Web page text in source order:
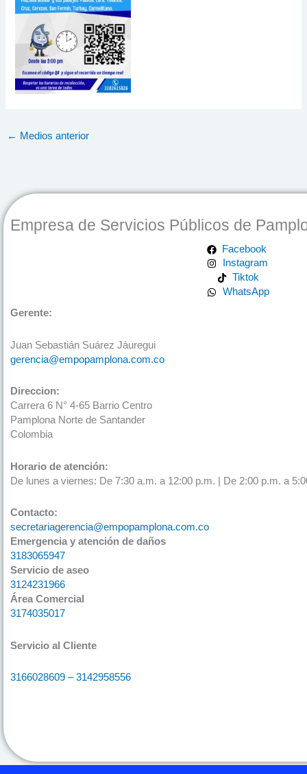
← Medios anterior
Empresa de Servicios Públicos de
Facebook
Instagram
Tiktok
WhatsApp
Gerente:
Juan Sebastián Suárez Jáuregui
gerencia@empopamplona.com.co
Direccion:
Carrera 6 N° 4-65 Barrio Centro
Pamplona Norte de Santander
Colombia
Horario de atención:
De lunes a viernes: De 7:30 a.m. a 12:00 p.m. | De 2:00 p.m. a
Contacto:
secretariagerencia@empopamplona.com.co
Emergencia y atención de daños
3183065947
Servicio de aseo
3124231966
Área Comercial
3174035017
Servicio al Cliente
3166028609 – 3142958556